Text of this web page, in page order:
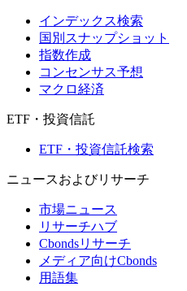
インデックス検索
国別スナップショット
指数作成
コンセンサス予想
マクロ経済
ETF・投資信託
ETF・投資信託検索
ニュースおよびリサーチ
市場ニュース
リサーチハブ
Cbondsリサーチ
メディア向けCbonds
用語集